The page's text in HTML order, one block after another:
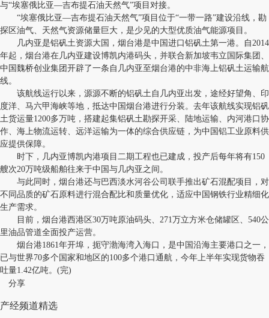
与“埃塞俄比亚—吉布提石油天然气”项目对接。
“埃塞俄比亚—吉布提石油天然气”项目位于“一带一路”建设沿线，勘
探区油气、天然气资源储量巨大，是少见的大型优质油气能源项目。
几内亚是铝矾土资源大国，烟台港是中国进口铝矾土第一港。自2014
年起，烟台港在几内亚建设博凯内港码头，并联合新加坡韦立国际集团、
中国魏桥创业集团开辟了一条自几内亚至烟台港的中非海上铝矾土运输航
线。
该航线运行以来，源源不断的铝矾土自几内亚出发，途经好望角、印
度洋、马六甲海峡等地，抵达中国烟台港进行分装。去年该航线实现铝矾
土货运量1200多万吨，搭建起集铝矾土勘探开采、陆地运输、内河港口协
作、海上物流运转、远洋运输为一体的综合供应链，为中国铝工业原料供
应提供保障。
时下，几内亚博凯内港项目二期工程也已建成，投产后每年将有150
艘次20万吨级船舶往来于中国与几内亚之间。
与此同时，烟台港还与巴西淡水河谷公司联手推出矿石混配项目，对
不同品质的矿石原料进行混合配比和质量优化，适应中国钢铁行业精细化
生产需求。
目前，烟台港西港区30万吨原油码头、271万立方米仓储罐区、540公
里油品管道全面投产运营。
烟台港1861年开埠，扼守渤海湾入海口，是中国沿海主要港口之一，
已与世界70多个国家和地区的100多个港口通航，今年上半年实现货物吞
吐量1.42亿吨。(完)
分享
产经频道精选